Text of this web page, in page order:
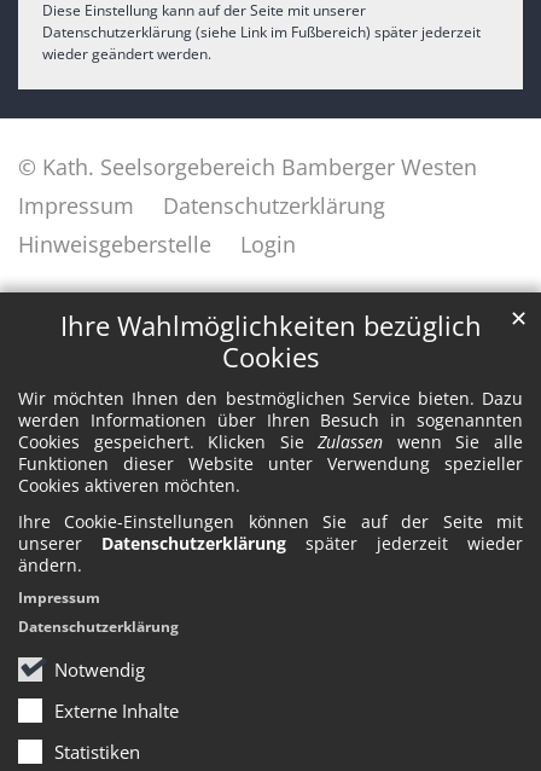
Ihre Wahlmöglichkeiten bezüglich
Cookies
Wir möchten Ihnen den bestmöglichen Service bieten. Dazu
werden Informationen über Ihren Besuch in sogenannten
Cookies gespeichert. Klicken SieZulassen wenn Sie alle
Funktionen dieser Website unter Verwendung spezieller
Cookies aktiveren möchten.
Ihre Cookie-Einstellungen können Sie auf der Seite mit
unserer Datenschutzerklärung später jederzeit wieder
ändern.
Notwendig
Externe Inhalte
Statistiken
✕
Impressum
Datenschutzerklärung
Diese Einstellung kann auf der Seite mit unserer
Datenschutzerklärung (siehe Link im Fußbereich) später jederzeit
wieder geändert werden.
© Kath. Seelsorgebereich Bamberger Westen
Impressum
Datenschutzerklärung
Hinweisgeberstelle
Login